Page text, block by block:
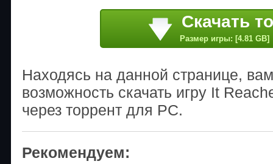
Скачать
Размер игры: [4.81 GB]
Находясь на данной странице,
возможность скачать игру It
через торрент для PC.
Рекомендуем: